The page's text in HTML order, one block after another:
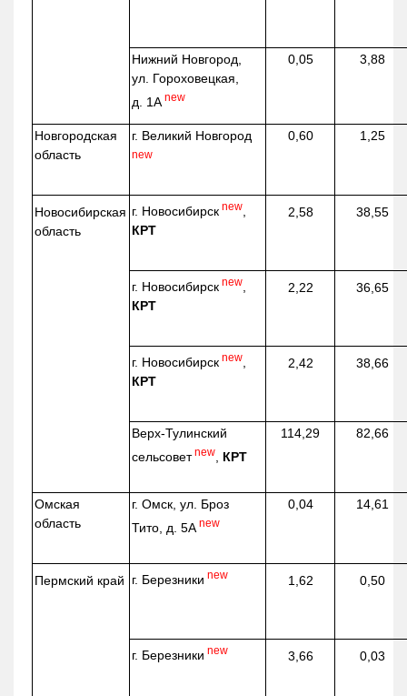
Нижний Новгород,
ул. Гороховецкая,
д. 1А new
0,05 3,88
Новгородская
область
г. Великий Новгород
new
0,60 1,25
Новосибирская
область
г. Новосибирск new,
КРТ
2,58 38,55
г. Новосибирск new,
КРТ
2,22 36,65
г. Новосибирск new,
КРТ
2,42 38,66
Верх-Тулинский
сельсовет new, КРТ
114,29 82,66
Омская
область
г. Омск, ул. Броз
Тито, д. 5А new
0,04 14,61
Пермский край г. Березники new 1,62 0,50
г. Березники new 3,66 0,03